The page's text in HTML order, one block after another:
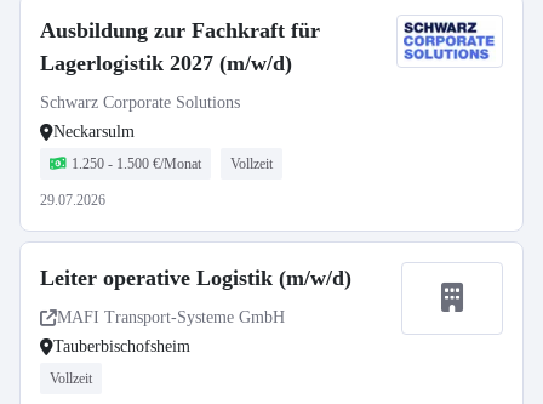
Ausbildung zur Fachkraft für
Lagerlogistik 2027 (m/w/d)
Schwarz Corporate Solutions
Neckarsulm
1.250 - 1.500 €/Monat Vollzeit
29.07.2026
Leiter operative Logistik (m/w/d)
MAFI Transport-Systeme GmbH
Tauberbischofsheim
Vollzeit